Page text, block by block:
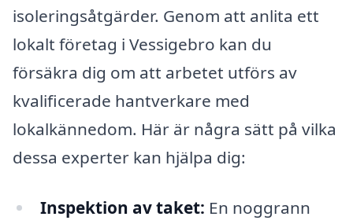
isoleringsåtgärder. Genom att anlita ett
lokalt företag i Vessigebro kan du
försäkra dig om att arbetet utförs av
kvalificerade hantverkare med
lokalkännedom. Här är några sätt på vilka
dessa experter kan hjälpa dig:
Inspektion av taket: En noggrann